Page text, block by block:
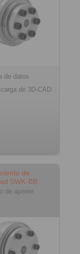
de datos
de 3D-CAD
de
SWK-BB
de apriete